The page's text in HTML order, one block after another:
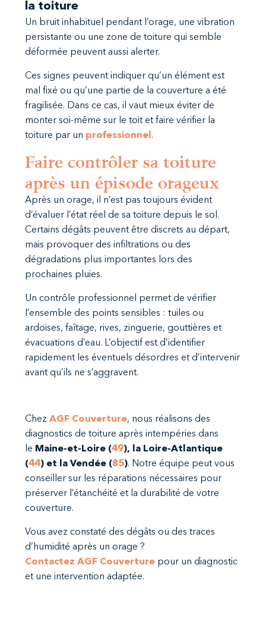
la toiture
Un bruit inhabituel pendant l’orage, une vibration
persistante ou une zone de toiture qui semble
déformée peuvent aussi alerter.
Ces signes peuvent indiquer qu’un élément est
mal fixé ou qu’une partie de la couverture a été
fragilisée. Dans ce cas, il vaut mieux éviter de
monter soi-même sur le toit et faire vérifier la
toiture par un professionnel .
Faire contrôler sa toiture
après un épisode orageux
Après un orage, il n’est pas toujours évident
d’évaluer l’état réel de sa toiture depuis le sol.
Certains dégâts peuvent être discrets au départ,
mais provoquer des infiltrations ou des
dégradations plus importantes lors des
prochaines pluies.
Un contrôle professionnel permet de vérifier
l’ensemble des points sensibles : tuiles ou
ardoises, faîtage, rives, zinguerie, gouttières et
évacuations d’eau. L’objectif est d’identifier
rapidement les éventuels désordres et d’intervenir
avant qu’ils ne s’aggravent.
Chez AGF Couverture, nous réalisons des
diagnostics de toiture après intempéries dans
le Maine-et-Loire (49), la Loire-Atlantique
(44) et la Vendée (85). Notre équipe peut vous
conseiller sur les réparations nécessaires pour
préserver l’étanchéité et la durabilité de votre
couverture.
Vous avez constaté des dégâts ou des traces
d’humidité après un orage ?
Contactez AGF Couverture pour un diagnostic
et une intervention adaptée.